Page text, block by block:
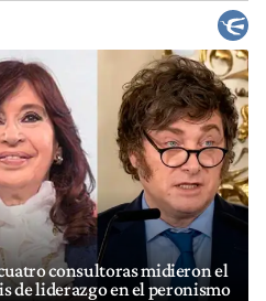
consultoras midieron el
de liderazgo en el peronismo